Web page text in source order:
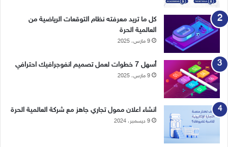
كل ما تريد معرفته نظام التوقعات الرياضية من
العالمية الحرة
9 مارس، 2025
أسهل 7 خطوات لعمل تصميم انفوجرافيك احترافي
9 مارس، 2025
انشاء اعلان ممول تجاري جاهز مع شركة العالمية الحرة
9 ديسمبر، 2024